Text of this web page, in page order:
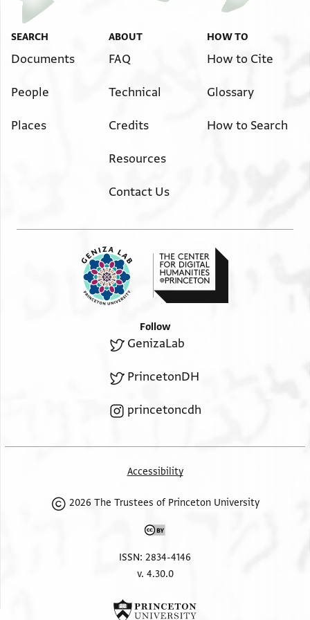
ענד מעאני בקיה
שלח לך ויקח
כמא וגדת
מן ר אברהם והו אלקיראטין
לה ביד אלמהדב בקיה
ש וירא ראסין
וש פינחס ד ראוס
Image Permissions Statement
SEARCH
Documents
People
Places
ABOUT
FAQ
Technical
Credits
Resources
Contact Us
HOW TO
How to Cite
Glossary
How to Search
Follow
GenizaLab
PrincetonDH
princetoncdh
Accessibility
2026 The Trustees of Princeton University
ISSN: 2834-4146
v. 4.30.0